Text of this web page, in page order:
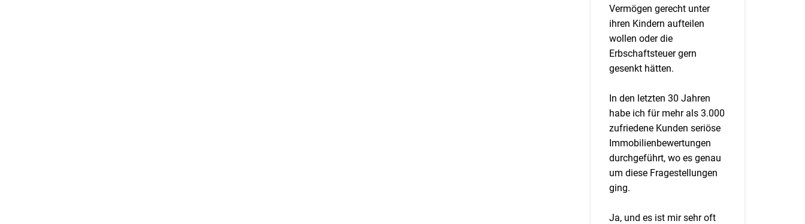
Vermögen gerecht unter
ihren Kindern aufteilen
wollen oder die
Erbschaftsteuer gern
gesenkt hätten.
In den letzten 30 Jahren
habe ich für mehr als 3.000
zufriedene Kunden seriöse
Immobilienbewertungen
durchgeführt, wo es genau
um diese Fragestellungen
ging.
Ja, und es ist mir sehr oft